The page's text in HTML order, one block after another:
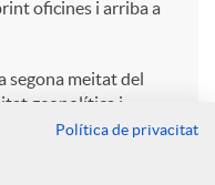
oficines i arriba a
segona meitat del
geopolítica i
meitat del
Política de privacitat